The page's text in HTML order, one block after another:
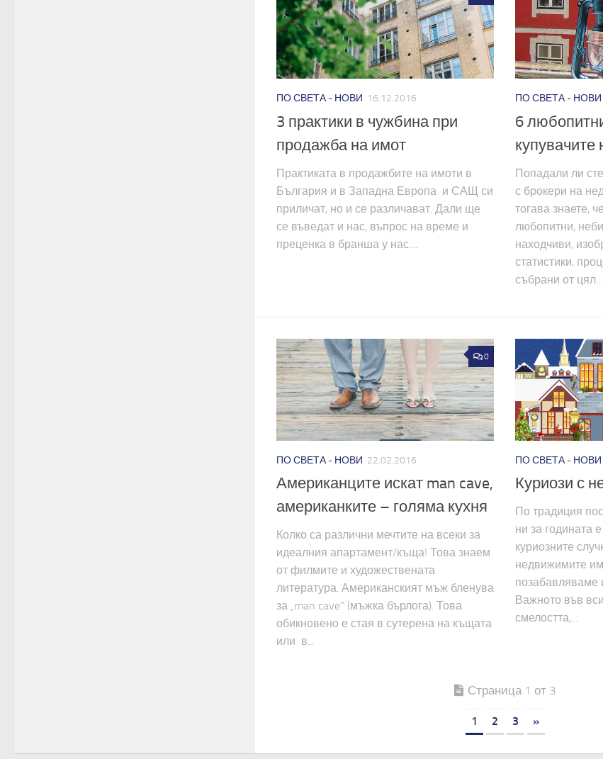
ПО СВЕТА - НОВИ 16.12.2016
3 практики в чужбина при
продажба на имот
Практиката в продажбите на имоти в
България и в Западна Европа и САЩ си
приличат, но и се различават. Дали ще
се въведат и нас, въпрос на време и
преценка в бранша у нас....
ПО СВЕТА - НОВИ
6
купувачите
Попадали ли
с брокери на
тогава знаете,
любопитни,
находчиви,
статистики,
събрани от цял...
0
ПО СВЕТА - НОВИ 22.02.2016
Американците искат man cave,
американките – голяма кухня
Колко са различни мечтите на всеки за
идеалния апартамент/къща! Това знаем
от филмите и художествената
литература. Американският мъж бленува
за „man cave“ (мъжка бърлога). Това
обикновено е стая в сутерена на къщата
или в...
ПО СВЕТА - НОВИ
Куриози с
По традиция
ни за годината
куриозните
недвижимите
позабавляваме
Важното във
смелостта,...
Страница 1 от 3
1 2 3 »